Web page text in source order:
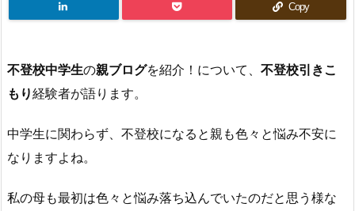
Copy
不登校中学生の親ブログを紹介！について、 不登校引きこ
もり経験者が語ります。
中学生に関わらず、不登校になると親も色々と悩み不安に
なりますよね。
私の母も最初は色々と悩み落ち込んでいたのだと思う様な